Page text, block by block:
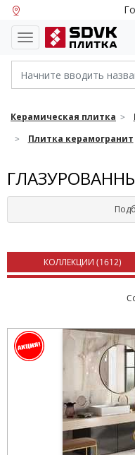
Керамическая плитка
Плитка керамогранит
КОЛЛЕКЦИИ (1612)